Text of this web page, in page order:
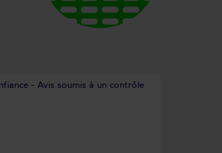
- Avis soumis à un contrôle